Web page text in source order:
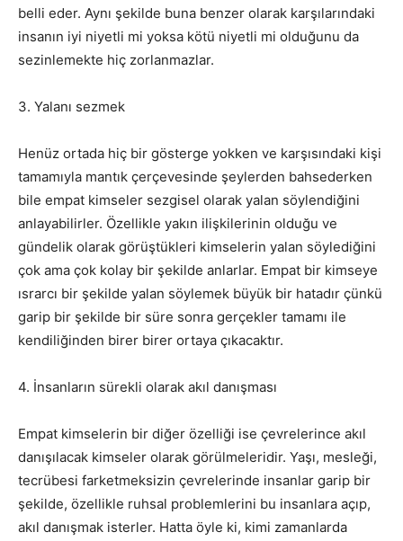
belli eder. Aynı şekilde buna benzer olarak karşılarındaki
insanın iyi niyetli mi yoksa kötü niyetli mi olduğunu da
sezinlemekte hiç zorlanmazlar.
3. Yalanı sezmek
Henüz ortada hiç bir gösterge yokken ve karşısındaki kişi
tamamıyla mantık çerçevesinde şeylerden bahsederken
bile empat kimseler sezgisel olarak yalan söylendiğini
anlayabilirler. Özellikle yakın ilişkilerinin olduğu ve
gündelik olarak görüştükleri kimselerin yalan söylediğini
çok ama çok kolay bir şekilde anlarlar. Empat bir kimseye
ısrarcı bir şekilde yalan söylemek büyük bir hatadır çünkü
garip bir şekilde bir süre sonra gerçekler tamamı ile
kendiliğinden birer birer ortaya çıkacaktır.
4. İnsanların sürekli olarak akıl danışması
Empat kimselerin bir diğer özelliği ise çevrelerince akıl
danışılacak kimseler olarak görülmeleridir. Yaşı, mesleği,
tecrübesi farketmeksizin çevrelerinde insanlar garip bir
şekilde, özellikle ruhsal problemlerini bu insanlara açıp,
akıl danışmak isterler. Hatta öyle ki, kimi zamanlarda